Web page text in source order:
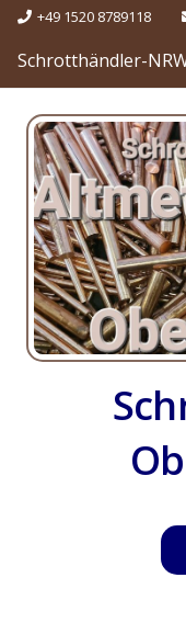
+49 1520 8789118
Schrotthändler-